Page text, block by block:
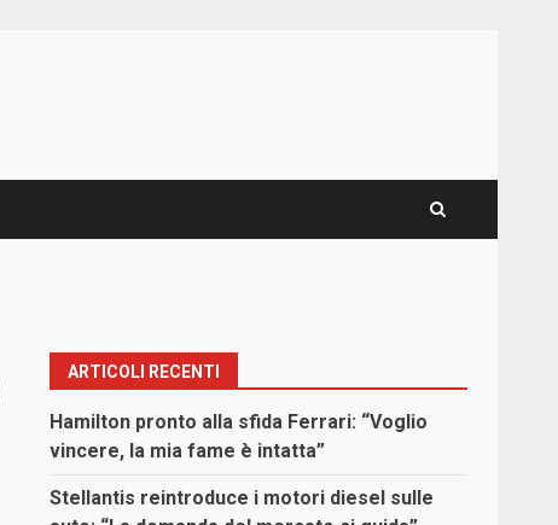
ARTICOLI RECENTI
Hamilton pronto alla sfida Ferrari: “Voglio
vincere, la mia fame è intatta”
Stellantis reintroduce i motori diesel sulle